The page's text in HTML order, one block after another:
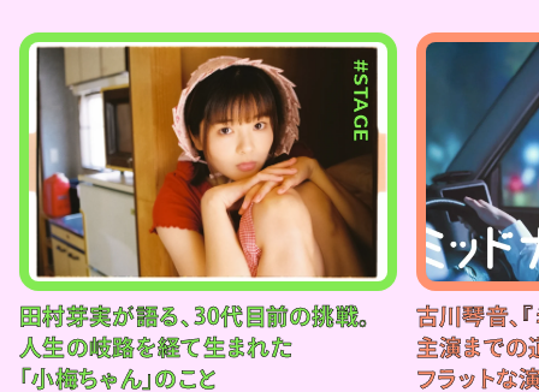
#STAGE
田村芽実が語る、30代目前の挑戦。
人生の岐路を経て生まれた
「小梅ちゃん」のこと
古川琴音、
主演までの
フラットな